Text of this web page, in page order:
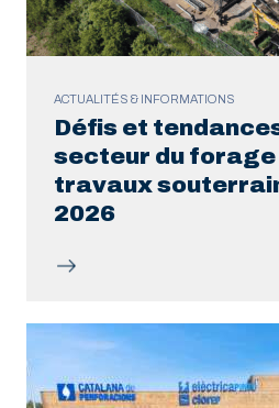
ACTUALITÉS & INFORMATIONS
Défis et
secteur du forage
travaux
2026